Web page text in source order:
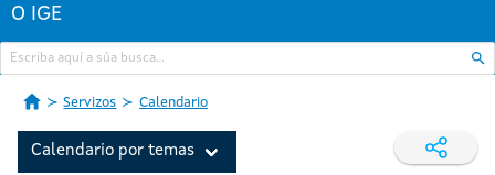
O IGE
Servizos Calendario
Calendario por temas